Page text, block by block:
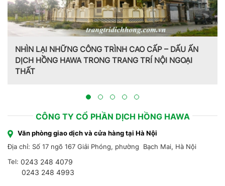
NHÌN LẠI NHỮNG CÔNG TRÌNH CAO CẤP – DẤU ẤN
DỊCH HỒNG HAWA TRONG TRANG TRÍ NỘI NGOẠI
THẤT
CÔNG TY CỔ PHẦN DỊCH HỒNG HAWA
Văn phòng giao dịch và cửa hàng tại Hà Nội
Địa chỉ: Số 17 ngõ 167 Giải Phóng, phường Bạch Mai, Hà Nội
Tel: 0243 248 4079
0243 248 4993